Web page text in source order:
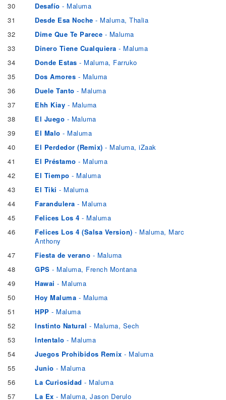
30
Desafío - Maluma
31
Desde Esa Noche - Maluma, Thalia
32
Dime Que Te Parece - Maluma
33
Dinero Tiene Cualquiera - Maluma
34
Donde Estas - Maluma, Farruko
35
Dos Amores - Maluma
36
Duele Tanto- Maluma
37
Ehh Kiay - Maluma
38
El Juego - Maluma
39
El Malo - Maluma
40
El Perdedor (Remix) - Maluma, iZaak
41
El Préstamo - Maluma
42
El Tiempo - Maluma
43
El Tiki - Maluma
44
Farandulera - Maluma
45
Felices Los 4 - Maluma
46
Felices Los 4 (Salsa Version) - Maluma, Marc
Anthony
47
Fiesta de verano - Maluma
48
GPS - Maluma, French Montana
49
Hawai - Maluma
50
Hoy Maluma - Maluma
51
HPP - Maluma
52
Instinto Natural - Maluma, Sech
53
Intentalo - Maluma
54
Juegos Prohibidos Remix - Maluma
55
Junio - Maluma
56
La Curiosidad - Maluma
57
La Ex - Maluma, Jason Derulo